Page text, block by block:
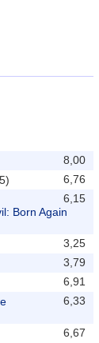
8,00
6,76
6,15
Born Again
3,25
3,79
6,91
6,33
6,67